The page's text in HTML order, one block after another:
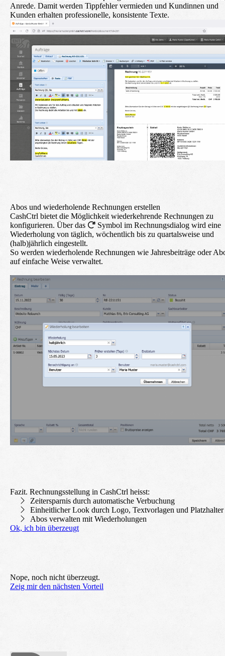
Anrede. Damit werden Tippfehler vermieden und Kundinnen und
Kunden erhalten professionelle, konsistente Texte.
Abos und wiederholende Rechnungen erstellen
CashCtrl bietet die Möglichkeit wiederkehrende Rechnungen zu
konfigurieren. Über das
Symbol im Rechnungsdialog wird eine
Wiederholung von täglich, wöchentlich bis zu quartalsweise und
(halb)jährlich eingestellt.
So werden wiederholende Rechnungen wie Jahresbeiträge oder
auf einfache Weise verwaltet.
Fazit. Rechnungsstellung in CashCtrl heisst:
Zeitersparnis durch automatische Verbuchung
Einheitlicher Look durch Logo, Textvorlagen und Platzhalter
Abos verwalten mit Wiederholungen
Ok, ich bin überzeugt
Nope, noch nicht überzeugt.
Zeig mir den nächsten Vorteil